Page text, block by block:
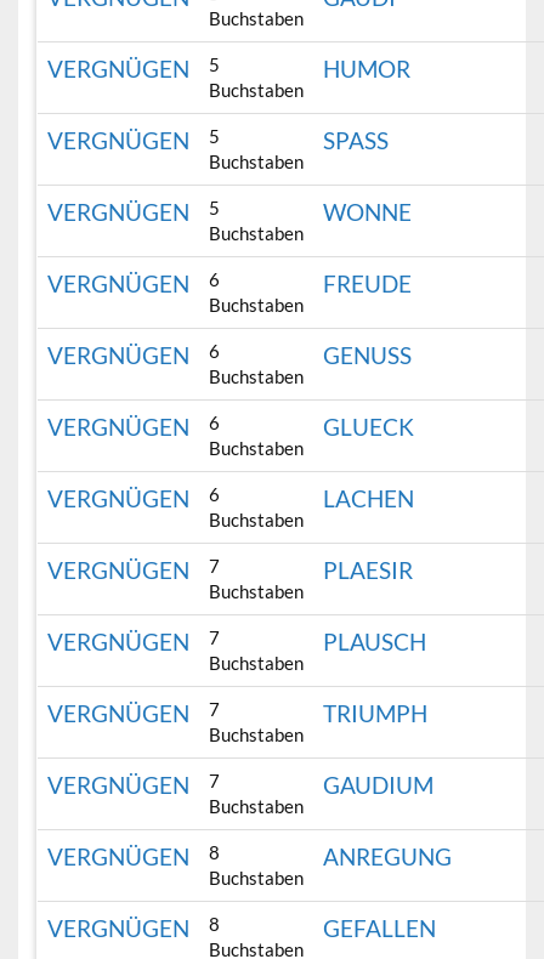
Buchstaben
VERGNÜGEN
5
Buchstaben
HUMOR
VERGNÜGEN
5
Buchstaben
SPASS
VERGNÜGEN
5
Buchstaben
WONNE
VERGNÜGEN
6
Buchstaben
FREUDE
VERGNÜGEN
6
Buchstaben
GENUSS
VERGNÜGEN
6
Buchstaben
GLUECK
VERGNÜGEN
6
Buchstaben
LACHEN
VERGNÜGEN
7
Buchstaben
PLAESIR
VERGNÜGEN
7
Buchstaben
PLAUSCH
VERGNÜGEN
7
Buchstaben
TRIUMPH
VERGNÜGEN
7
Buchstaben
GAUDIUM
VERGNÜGEN
8
Buchstaben
ANREGUNG
VERGNÜGEN
8
Buchstaben
GEFALLEN